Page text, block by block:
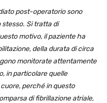
post-operatorio sono
stesso. Si tratta di
motivo, il paziente ha
della durata di circa
monitorate attentamente
in particolare quelle
perché in questo
di fibrillazione atriale,